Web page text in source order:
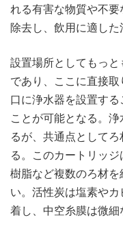
れる有害な物質や不
除去し、飲用に適した
設置場所としてもっ
であり、ここに直接
口に浄水器を設置す
ことが可能となる。
るが、共通点として
る。このカートリッ
樹脂など複数のろ材
い。活性炭は塩素や
着し、中空糸膜は微細